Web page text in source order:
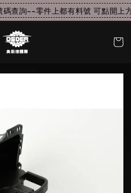
查詢~~零件上都有料號 可點開上